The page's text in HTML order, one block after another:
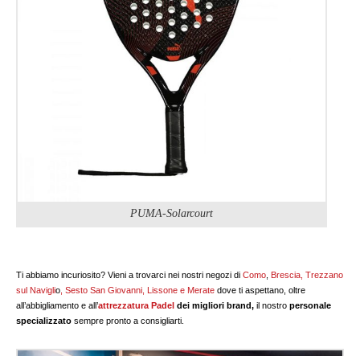
PUMA-Solarcourt
Ti abbiamo incuriosito? Vieni a trovarci nei nostri negozi diComo Brescia , Trezzano
sul Naviglio Sesto San Giovanni, Lissone e Merate dove ti aspettano, oltre
all’abbigliamento e all’attrezzatura Padel dei migliori brand,il nostropersonale
specializzato sempre pronto a consigliarti.